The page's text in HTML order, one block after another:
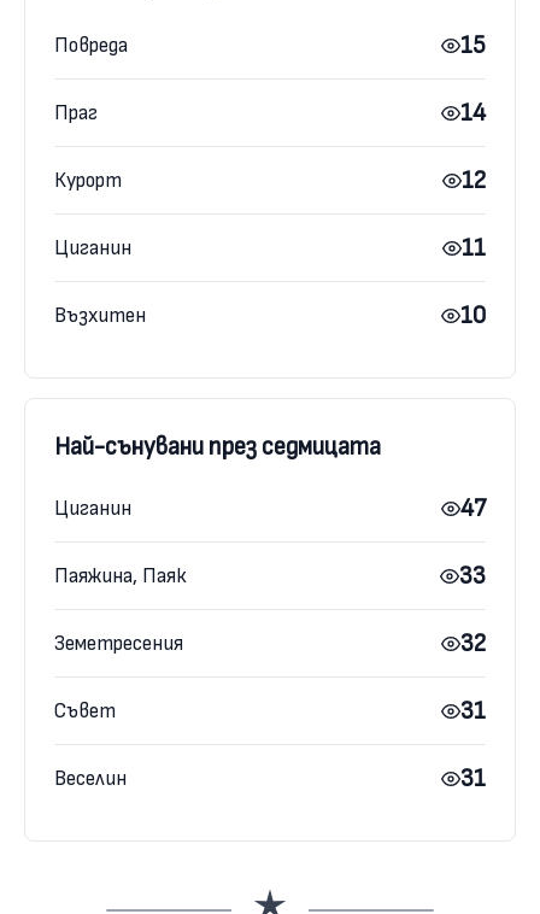
Повреда 15
Праг 14
Курорт 12
Циганин 11
Възхитен 10
Най-сънувани през седмицата
Циганин 47
Паяжина, Паяк 33
Земетресения 32
Съвет 31
Веселин 31